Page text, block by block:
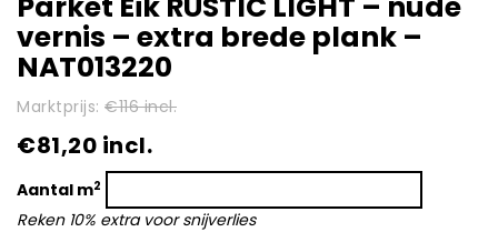
Brochures
vernis – extra brede plank –
NAT013220
Marktprijs: €116 incl.
€81,20 incl.
Aantal m2
Reken 10% extra voor snijverlies